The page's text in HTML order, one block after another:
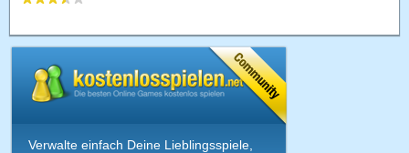
Verwalte einfach Deine Lieblingsspiele,